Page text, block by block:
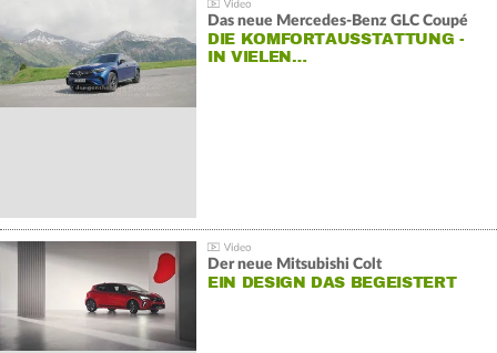
Das neue Mercedes-Benz GLC Coupé
DIE KOMFORTAUSSTATTUNG -
IN VIELEN…
Der neue Mitsubishi Colt
EIN DESIGN DAS BEGEISTERT